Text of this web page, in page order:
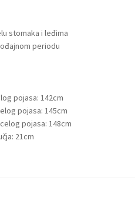
stomaka i leđima
periodu
pojasa: 142cm
pojasa: 145cm
pojasa: 148cm
21cm